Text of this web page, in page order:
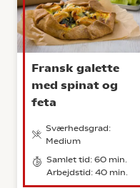
Fransk galette
med spinat og
feta
Sværhedsgrad:
Medium
Samlet tid: 60 min.
Arbejdstid: 40 min.